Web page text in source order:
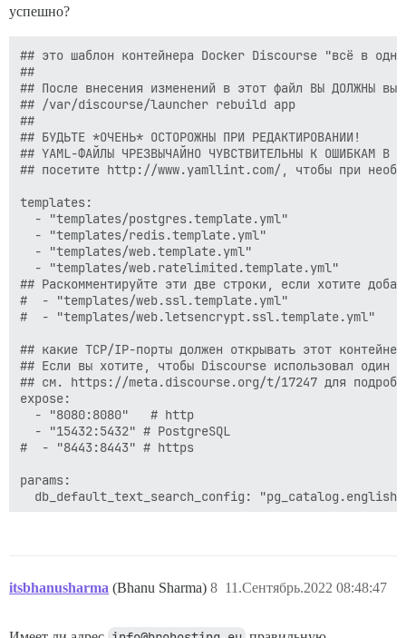
успешно?
## это шаблон контейнера Docker Discourse "всё в
##
## После внесения изменений в этот файл ВЫ ДОЛЖНЫ
## /var/discourse/launcher rebuild app
##
## БУДЬТЕ *ОЧЕНЬ* ОСТОРОЖНЫ ПРИ РЕДАКТИРОВАНИИ!
## YAML-ФАЙЛЫ ЧРЕЗВЫЧАЙНО ЧУВСТВИТЕЛЬНЫ К ОШИБКАМ В
## посетите http://www.yamllint.com/, чтобы при
templates:
  - "templates/postgres.template.yml"
  - "templates/redis.template.yml"
  - "templates/web.template.yml"
  - "templates/web.ratelimited.template.yml"
## Раскомментируйте эти две строки, если хотите
#  - "templates/web.ssl.template.yml"
#  - "templates/web.letsencrypt.ssl.template.yml"
## какие TCP/IP-порты должен открывать этот
## Если вы хотите, чтобы Discourse использовал один
## см. https://meta.discourse.org/t/17247 для
expose:
  - "8080:8080"   # http
  - "15432:5432" # PostgreSQL
#  - "8443:8443" # https
params:
  db_default_text_search_config: "pg_catalog.english"
## может улучшить производительность сортировки,
itsbhanusharma (Bhanu Sharma) 11.Сентябрь.2022 08:48:47
8